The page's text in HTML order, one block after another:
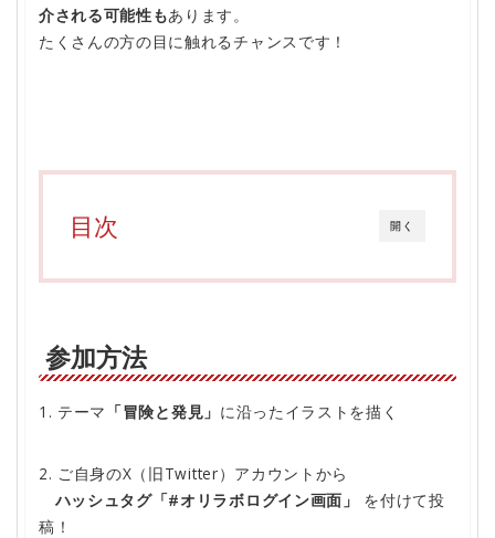
介される可能性もあります。
たくさんの方の目に触れるチャンスです！
開く
目次
参加方法
1. テーマ 「冒険と発見 」 に沿ったイラストを描く
2. ご自身のX（旧Twitter）アカウントから
ハッシュタグ「#オリラボログイン画面」
を付けて投
稿！